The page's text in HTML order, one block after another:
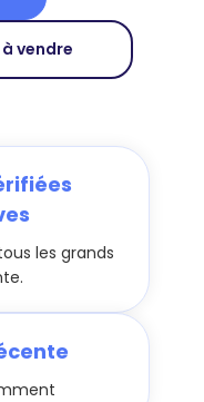
vendre
les grands